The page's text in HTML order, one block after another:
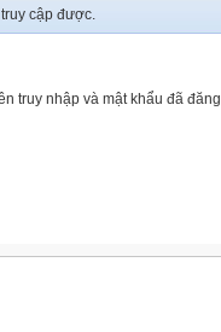
cập được.
truy nhập và mật khẩu đã đăng